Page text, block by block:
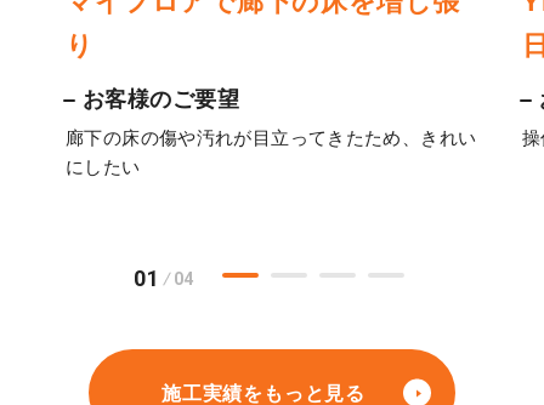
り
お客様のご要望
廊下の床の傷や汚れが目立ってきたため、きれい
にしたい
01 04
施工実績をもっと見る